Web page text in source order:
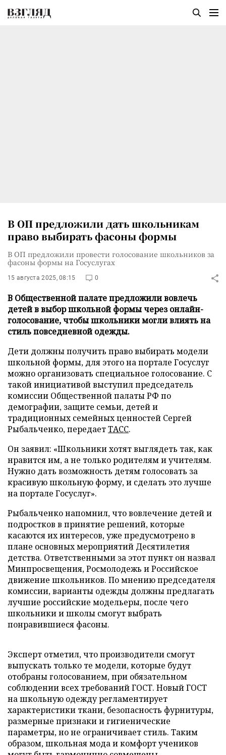
В ОП предложили дать школьникам
право выбирать фасоны формы
В ОП предложили провести голосование школьников за
фасоны формы на Госуслугах
15 августа 2025, 08:15 0
В Общественной палате предложили вовлечь
детей в выбор школьной формы через онлайн-
голосование, чтобы школьники могли влиять на
стиль повседневной одежды.
Дети должны получить право выбирать модели
школьной формы, для этого на портале Госуслуг
можно организовать специальное голосование. С
такой инициативой выступил председатель
комиссии Общественной палаты РФ по
демографии, защите семьи, детей и
традиционных семейных ценностей Сергей
Рыбальченко, передаетТАСС.
Он заявил: «Школьники хотят выглядеть так, как
нравится им, а не только родителям и учителям.
Нужно дать возможность детям голосовать за
красивую школьную форму, и сделать это лучше
на портале Госуслуг».
Рыбальченко напомнил, что вовлечение детей и
подростков в принятие решений, которые
касаются их интересов, уже предусмотрено в
плане основных мероприятий Десятилетия
детства. Ответственными за этот пункт он назвал
Минпросвещения, Росмолодежь и Российское
движение школьников. По мнению председателя
комиссии, варианты одежды должны предлагать
лучшие российские модельеры, после чего
школьники и школы смогут выбрать
понравившиеся фасоны.
Эксперт отметил, что производители смогут
выпускать только те модели, которые будут
отобраны голосованием, при обязательном
соблюдении всех требований ГОСТ. Новый ГОСТ
на школьную одежду регламентирует
характеристики ткани, безопасность фурнитуры,
размерные признаки и гигиенические
параметры, но не ограничивает стиль. Таким
образом, школьная мода и комфорт учеников